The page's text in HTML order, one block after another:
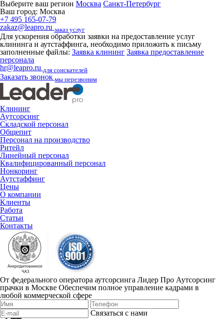
Выберите ваш регион Москва Санкт-Петербург
Ваш город: Москва
+7 495 165-07-79
zakaz@leapro.ru заказ услуг
Для ускорения обработки заявки на предоставление услуг
клининга и аутстаффинга, необходимо приложить к письму
заполненные файлы: Заявка клининг Заявка предоставление
персонала
hr@leapro.ru для соискателей
Заказать звонок мы перезвоним
Клининг
Аутсорсинг
Складской персонал
Общепит
Персонал на производство
Ритейл
Линейный персонал
Квалифицированный персонал
Нонкоринг
Аутстаффинг
Цены
О компании
Клиенты
Работа
Статьи
Контакты
От федерального оператора аутсорсинга Лидер Про Аутсорсинг
прачки в Москве Обеспечим полное управление кадрами в
любой коммерческой сфере
Связаться с нами